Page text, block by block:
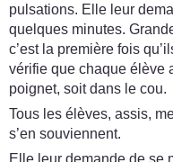
pulsations. Elle leur
quelques minutes.
c’est la première fois
vérifie que chaque élève
poignet, soit dans le cou.
Tous les élèves, assis,
s’en souviennent.
Elle leur demande de se